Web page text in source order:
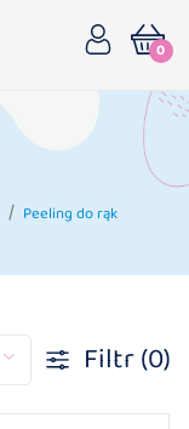
0
Peeling do rąk
Filtr(0)